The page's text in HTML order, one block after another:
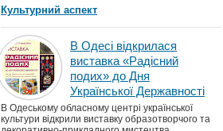
Культурний аспект
В Одесі відкрилася
виставка «Радісний
подих» до Дня
Української Державності
В Одеському обласному центрі української
культури відкрили виставку образотворчого та